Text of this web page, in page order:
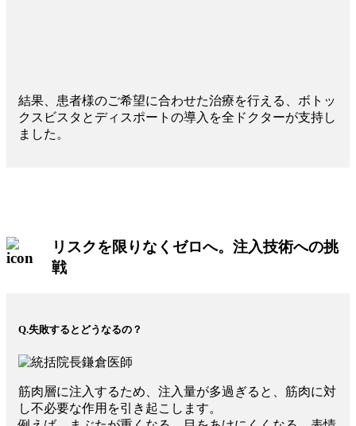
結果、患者様のご希望に合わせた治療を行える、ボトッ
クスビスタとディスポートの導入を全ドクターが支持し
ました。
リスクを限りなくゼロへ。注入技術への挑
戦
Q.失敗するとどうなるの？
筋肉層に注入するため、注入量が多過ぎると、筋肉に対
し不必要な作用を引き起こします。